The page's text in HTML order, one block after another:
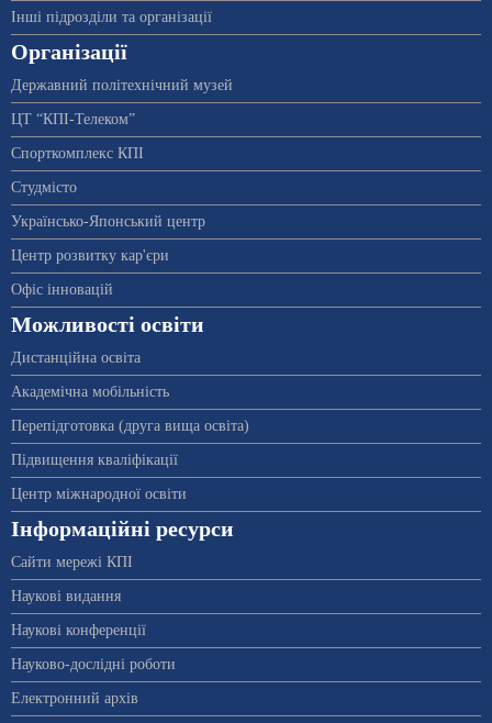
Інші підрозділи та організації
Організації
Державний політехнічний музей
ЦТ “КПІ-Телеком”
Спорткомплекс КПІ
Студмісто
Українсько-Японський центр
Центр розвитку кар'єри
Офіс інновацій
Можливості освіти
Дистанційна освіта
Академічна мобільність
Перепідготовка (друга вища освіта)
Підвищення кваліфікації
Центр міжнародної освіти
Інформаційні ресурси
Сайти мережі КПІ
Наукові видання
Наукові конференції
Науково-дослідні роботи
Електронний архів